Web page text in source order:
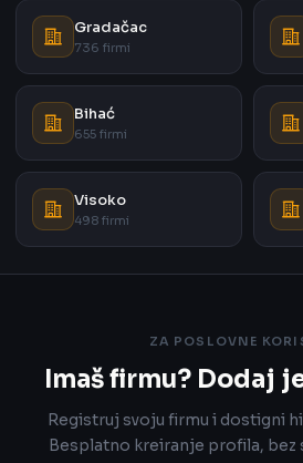
Gradačac
736 firmi
Bihać
655 firmi
Visoko
498 firmi
ZA POSLOVNE
Imaš firmu? Dodaj
Registruj svoju firmu i dostigni
Besplatno kreiranje profila, bez